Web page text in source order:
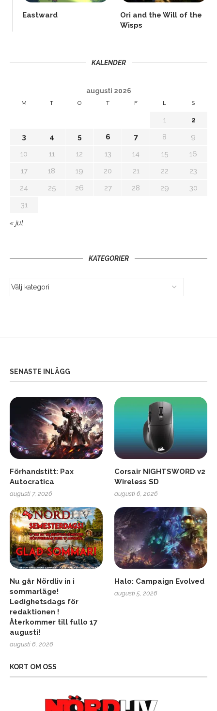
Eastward
Ori and the Will of the
Wisps
KALENDER
augusti 2026
M T O T F L S
1
2
3
4 5 6 7 8
9
10
11 12 13 14 15
16
17
18 19 20 21 22
23
24
25 26 27 28 29
30
31
« jul
KATEGORIER
SENASTE INLÄGG
Förhandstitt: Pax
Autocratica
augusti 7, 2026
Corsair NIGHTSWORD v2
Wireless SD
augusti 6, 2026
Nu går Nördliv in i
sommarläge!
Ledighetsdags för
redaktionen !
Återkommer till fullo 17
augusti!
augusti 6, 2026
Halo: Campaign Evolved
augusti 5, 2026
KORT OM OSS